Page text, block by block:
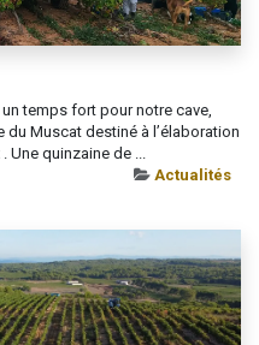
temps fort pour notre cave,
du Muscat destiné à l’élaboration
Une quinzaine de ...
Actualités